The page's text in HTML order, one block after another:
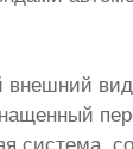
внешний